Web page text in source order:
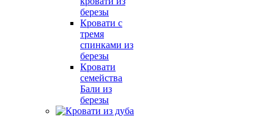
березы
Кровати с
тремя
спинками из
березы
Кровати
семейства
Бали из
березы